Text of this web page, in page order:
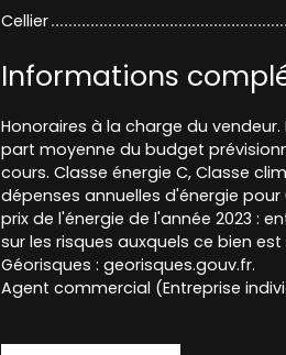
Cellier
Informations
Honoraires à la charge du
part moyenne du budget
cours. Classe énergie C, Classe
dépenses annuelles d'énergie
prix de l'énergie de l'année 2023 :
sur les risques auxquels ce bien
Géorisques : georisques.gouv.fr.
Agent commercial (Entreprise